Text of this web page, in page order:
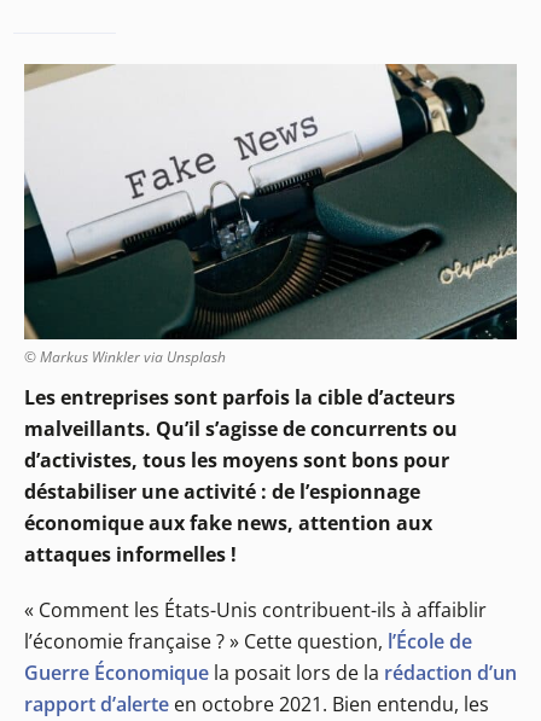
© Markus Winkler via Unsplash
Les entreprises sont parfois la cible d’acteurs
malveillants. Qu’il s’agisse de concurrents ou
d’activistes, tous les moyens sont bons pour
déstabiliser une activité : de l’espionnage
économique aux fake news, attention aux
attaques informelles !
« Comment les États-Unis contribuent-ils à affaiblir
l’économie française ? » Cette question, l’École de
Guerre Économique la posait lors de la rédaction d’un
rapport d’alerte en octobre 2021. Bien entendu, les